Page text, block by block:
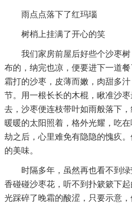
雨点点落下了红玛瑙
树梢上挂满了开心的笑
我们家房前屋后好些个沙枣
布的，纳完也凉，便要进下一道
霜打的沙枣，皮薄而嫩，肉甜多
节。用一根长长的木棍，瞅准沙
去，沙枣便连枝带叶如雨般落下
暖暖的太阳照着，格外光耀，吃
劫之后，心里难免有隐隐的愧疚
的美味。
时隔多年，虽然再也看不到
香碰碰沙枣花，听不到扑簌簌下
光踩碎了晚霜的酸涩，只要示意，